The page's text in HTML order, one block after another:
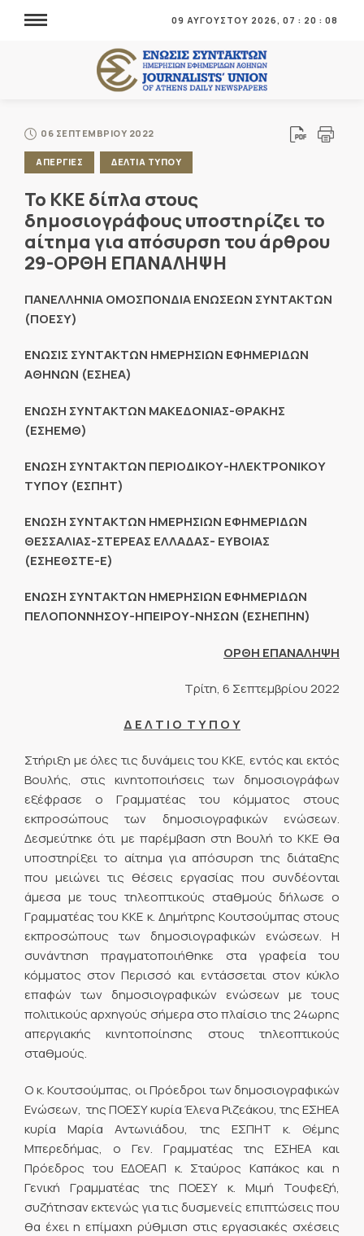
09 ΑΥΓΟΥΣΤΟΥ 2026, 07 : 20 : 08
06 ΣΕΠΤΕΜΒΡΙΟΥ 2022
ΑΠΕΡΓΙΕΣ ΔΕΛΤΙΑ ΤΥΠΟΥ
Το ΚΚΕ δίπλα στους
δημοσιογράφους υποστηρίζει το
αίτημα για απόσυρση του άρθρου
29-ΟΡΘΗ ΕΠΑΝΑΛΗΨΗ
ΠΑΝΕΛΛΗΝΙΑ ΟΜΟΣΠΟΝΔΙΑ ΕΝΩΣΕΩΝ ΣΥΝΤΑΚΤΩΝ
(ΠΟΕΣΥ)
ΕΝΩΣΙΣ ΣΥΝΤΑΚΤΩΝ ΗΜΕΡΗΣΙΩΝ ΕΦΗΜΕΡΙΔΩΝ
ΑΘΗΝΩΝ (ΕΣΗΕΑ)
ΕΝΩΣΗ ΣΥΝΤΑΚΤΩΝ ΜΑΚΕΔΟΝΙΑΣ-ΘΡΑΚΗΣ
(ΕΣΗΕΜΘ)
ΕΝΩΣΗ ΣΥΝΤΑΚΤΩΝ ΠΕΡΙΟΔΙΚΟΥ-ΗΛΕΚΤΡΟΝΙΚΟΥ
ΤΥΠΟΥ (ΕΣΠΗΤ)
ΕΝΩΣΗ ΣΥΝΤΑΚΤΩΝ ΗΜΕΡΗΣΙΩΝ ΕΦΗΜΕΡΙΔΩΝ
ΘΕΣΣΑΛΙΑΣ-ΣΤΕΡΕΑΣ ΕΛΛΑΔΑΣ- ΕΥΒΟΙΑΣ
(ΕΣΗΕΘΣΤΕ-Ε)
ΕΝΩΣΗ ΣΥΝΤΑΚΤΩΝ ΗΜΕΡΗΣΙΩΝ ΕΦΗΜΕΡΙΔΩΝ
ΠΕΛΟΠΟΝΝΗΣΟΥ-ΗΠΕΙΡΟΥ-ΝΗΣΩΝ (ΕΣΗΕΠΗΝ)
ΟΡΘΗ ΕΠΑΝΑΛΗΨΗ
Τρίτη, 6 Σεπτεμβρίου 2022
Δ Ε Λ Τ Ι Ο Τ Υ Π Ο Υ
Στήριξη με όλες τις δυνάμεις του ΚΚΕ, εντός και εκτός
Βουλής, στις κινητοποιήσεις των δημοσιογράφων
εξέφρασε ο Γραμματέας του κόμματος στους
εκπροσώπους των δημοσιογραφικών ενώσεων.
Δεσμεύτηκε ότι με παρέμβαση στη Βουλή το ΚΚΕ θα
υποστηρίξει το αίτημα για απόσυρση της διάταξης
που μειώνει τις θέσεις εργασίας που συνδέονται
άμεσα με τους τηλεοπτικούς σταθμούς δήλωσε ο
Γραμματέας του ΚΚΕ κ. Δημήτρης Κουτσούμπας στους
εκπροσώπους των δημοσιογραφικών ενώσεων. Η
συνάντηση πραγματοποιήθηκε στα γραφεία του
κόμματος στον Περισσό και εντάσσεται στον κύκλο
επαφών των δημοσιογραφικών ενώσεων με τους
πολιτικούς αρχηγούς σήμερα στο πλαίσιο της 24ωρης
απεργιακής κινητοποίησης στους τηλεοπτικούς
σταθμούς.
Ο κ. Κουτσούμπας, οι Πρόεδροι των δημοσιογραφικών
Ενώσεων, της ΠΟΕΣΥ κυρία Έλενα Ριζεάκου, της ΕΣΗΕΑ
κυρία Μαρία Αντωνιάδου, της ΕΣΠΗΤ κ. Θέμης
Μπερεδήμας, ο Γεν. Γραμματέας της ΕΣΗΕΑ και
Πρόεδρος του ΕΔΟΕΑΠ κ. Σταύρος Καπάκος και η
Γενική Γραμματέας της ΠΟΕΣΥ κ. Μιμή Τουφεξή,
συζήτησαν εκτενώς για τις δυσμενείς επιπτώσεις που
θα έχει η επίμαχη ρύθμιση στις εργασιακές σχέσεις